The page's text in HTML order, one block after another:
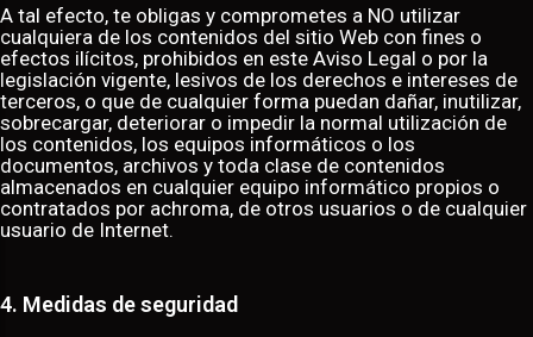
A tal efecto, te obligas y comprometes a NO utilizar
cualquiera de los contenidos del sitio Web con fines o
efectos ilícitos, prohibidos en este Aviso Legal o por la
legislación vigente, lesivos de los derechos e intereses de
terceros, o que de cualquier forma puedan dañar, inutilizar,
sobrecargar, deteriorar o impedir la normal utilización de
los contenidos, los equipos informáticos o los
documentos, archivos y toda clase de contenidos
almacenados en cualquier equipo informático propios o
contratados por achroma, de otros usuarios o de cualquier
usuario de Internet.
4. Medidas de seguridad